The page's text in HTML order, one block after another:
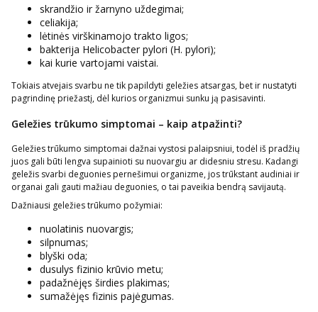
skrandžio ir žarnyno uždegimai;
celiakija;
lėtinės virškinamojo trakto ligos;
bakterija Helicobacter pylori (H. pylori);
kai kurie vartojami vaistai.
Tokiais atvejais svarbu ne tik papildyti geležies atsargas, bet ir nustatyti
pagrindinę priežastį, dėl kurios organizmui sunku ją pasisavinti.
Geležies trūkumo simptomai – kaip atpažinti?
Geležies trūkumo simptomai dažnai vystosi palaipsniui, todėl iš pradžių
juos gali būti lengva supainioti su nuovargiu ar didesniu stresu. Kadangi
geležis svarbi deguonies pernešimui organizme, jos trūkstant audiniai ir
organai gali gauti mažiau deguonies, o tai paveikia bendrą savijautą.
Dažniausi geležies trūkumo požymiai:
nuolatinis nuovargis;
silpnumas;
blyški oda;
dusulys fizinio krūvio metu;
padažnėjęs širdies plakimas;
sumažėjęs fizinis pajėgumas.